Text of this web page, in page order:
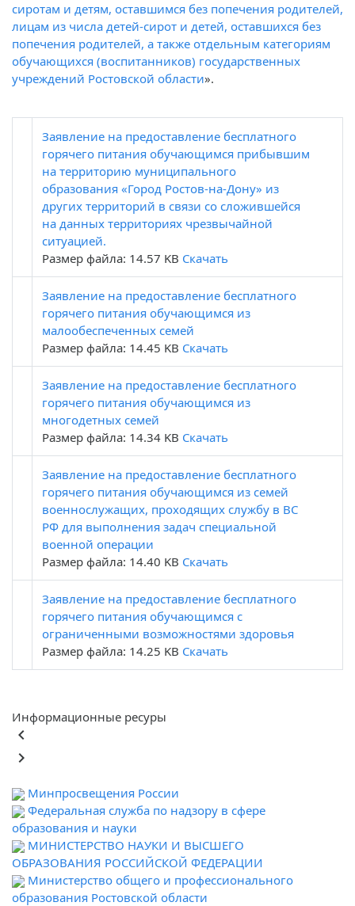
сиротам и детям, оставшимся без попечения родителей,
лицам из числа детей-сирот и детей, оставшихся без
попечения родителей, а также отдельным категориям
обучающихся (воспитанников) государственных
учреждений Ростовской области».
Заявление на предоставление бесплатного
горячего питания обучающимся прибывшим
на территорию муниципального
образования «Город Ростов-на-Дону» из
других территорий в связи со сложившейся
на данных территориях чрезвычайной
ситуацией.
Размер файла: 14.57 KB Скачать
Заявление на предоставление бесплатного
горячего питания обучающимся из
малообеспеченных семей
Размер файла: 14.45 KB Скачать
Заявление на предоставление бесплатного
горячего питания обучающимся из
многодетных семей
Размер файла: 14.34 KB Скачать
Заявление на предоставление бесплатного
горячего питания обучающимся из семей
военнослужащих, проходящих службу в ВС
РФ для выполнения задач специальной
военной операции
Размер файла: 14.40 KB Скачать
Заявление на предоставление бесплатного
горячего питания обучающимся с
ограниченными возможностями здоровья
Размер файла: 14.25 KB Скачать
Информационные ресуры
keyboard_arrow_left
keyboard_arrow_right
Минпросвещения России
Федеральная служба по надзору в сфере
образования и науки
МИНИСТЕРСТВО НАУКИ И ВЫСШЕГО
ОБРАЗОВАНИЯ РОССИЙСКОЙ ФЕДЕРАЦИИ
Министерство общего и профессионального
образования Ростовской области